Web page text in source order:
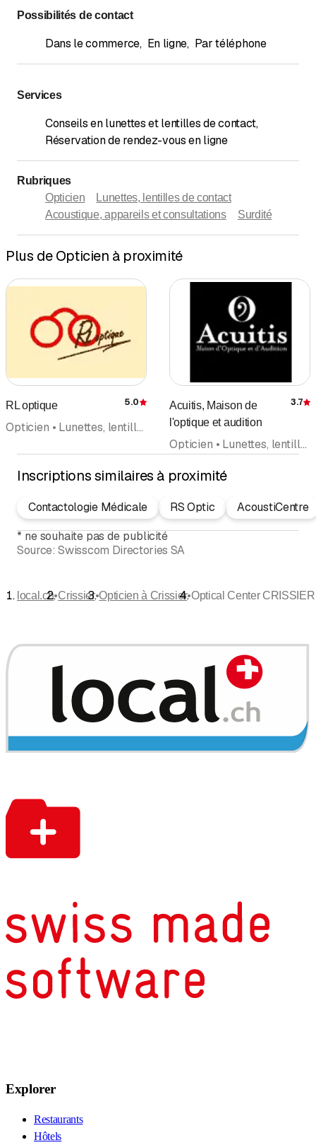
Possibilités de contact
Dans le commerce, En ligne, Par téléphone
Services
Conseils en lunettes et lentilles de contact,
Réservation de rendez-vous en ligne
Rubriques
Opticien
Lunettes, lentilles de contact
Acoustique, appareils et consultations
Surdité
Plus de Opticien à proximité
RL optique Évaluation
5.0
Opticien • Lunettes, lentilles de contact
Acuitis, Maison de
l'optique et audition
3.7
Opticien • Lunettes, lentilles de contact • Acoustique, appareils et consultations
Inscriptions similaires à proximité
Contactologie Médicale RS Optic
AcoustiCentre
* ne souhaite pas de publicité
Source: Swisscom Directories SA
local.ch•Crissier•Opticien à Crissier•Optical Center CRISSIER
Explorer
Restaurants
Hôtels